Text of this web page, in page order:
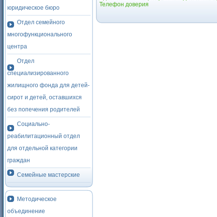
юридическое бюро
Отдел семейного
многофункционального
центра
Отдел
специализированного
жилищного фонда для детей-
сирот и детей, оставшихся
без попечения родителей
Социально-
реабилитационный отдел
для отдельной категории
граждан
Семейные мастерские
Методическое
объединение
Телефон доверия